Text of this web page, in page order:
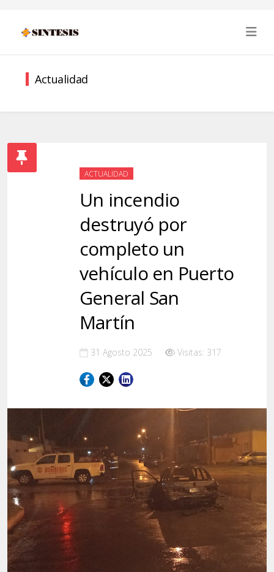
Actualidad
ACTUALIDAD
Un incendio
destruyó por
completo un
vehículo en Puerto
General San
Martín
31 Agosto 2025 Visitas: 317